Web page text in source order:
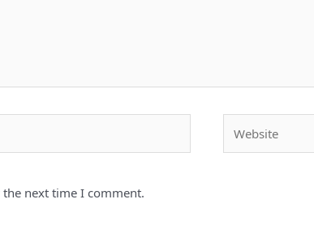
next time I comment.